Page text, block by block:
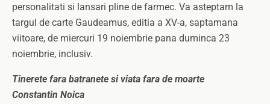
personalitati si lansari pline de farmec. Va asteptam la
targul de carte Gaudeamus, editia a XV-a, saptamana
viitoare, de miercuri 19 noiembrie pana duminca 23
noiembrie, inclusiv.
Tinerete fara batranete si viata fara de moarte
Constantin Noica